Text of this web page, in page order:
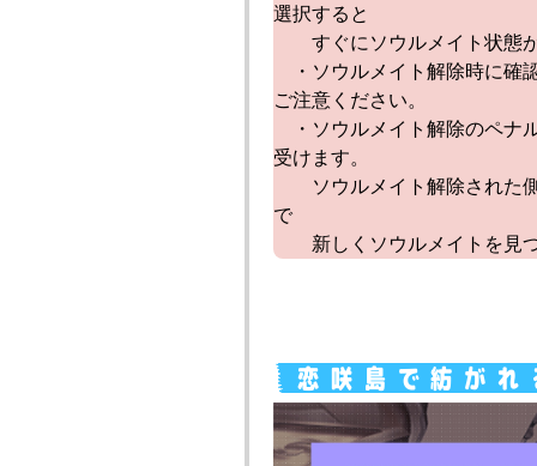
選択すると
すぐにソウルメイト状態
・ソウルメイト解除時に確
ご注意ください。
・ソウルメイト解除のペナ
受けます。
ソウルメイト解除された側
で
新しくソウルメイトを見